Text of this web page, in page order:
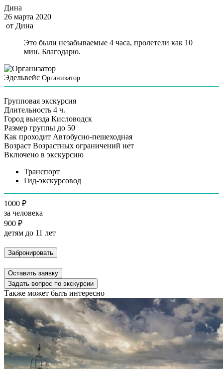
Дина
26 марта 2020
от Дина
Это были незабываемые 4 часа, пролетели как 10
мин. Благодарю.
Эдельвейс Организатор
Групповая экскурсия
Длительность 4 ч.
Город выезда Кисловодск
Размер группы до 50
Как проходит Автобусно-пешеходная
Возраст Возрастных ограничений нет
Включено в экскурсию
Транспорт
Гид-экскурсовод
1000 ₽
за человека
900 ₽
детям до 11 лет
Забронировать
Оставить заявку
Задать вопрос по экскурсии
Также может быть интересно